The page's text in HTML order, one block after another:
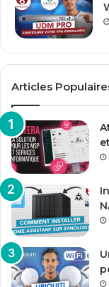
Articles